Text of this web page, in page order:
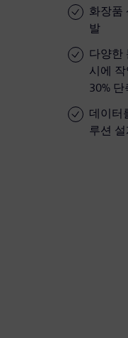
화장품
발
다양한
시에
30% 단
데이터
루션 설